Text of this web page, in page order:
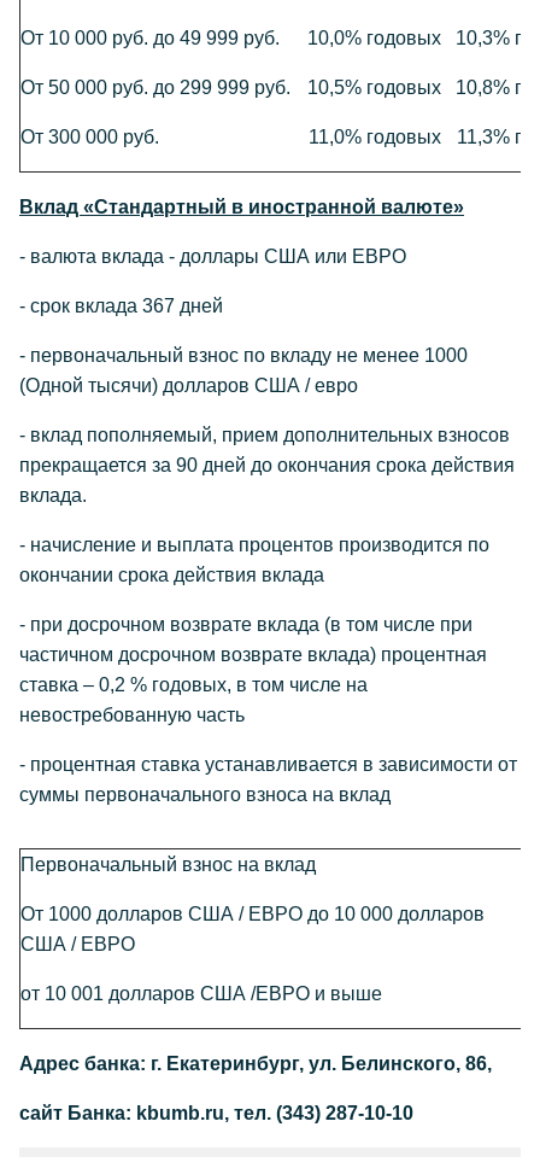
От 10 000 руб. до 49 999 руб. 10,0% годовых 10,3%
От 50 000 руб. до 299 999 руб. 10,5% годовых 10,8%
От 300 000 руб. 11,0% годовых 11,3%
Вклад «Стандартный в иностранной валюте»
- валюта вклада - доллары США или ЕВРО
- срок вклада 367 дней
- первоначальный взнос по вкладу не менее 1000
(Одной тысячи) долларов США / евро
- вклад пополняемый, прием дополнительных взносов
прекращается за 90 дней до окончания срока действия
вклада.
- начисление и выплата процентов производится по
окончании срока действия вклада
- при досрочном возврате вклада (в том числе при
частичном досрочном возврате вклада) процентная
ставка – 0,2 % годовых, в том числе на
невостребованную часть
- процентная ставка устанавливается в зависимости от
суммы первоначального взноса на вклад
Первоначальный взнос на вклад
От 1000 долларов США / ЕВРО до 10 000 долларов
США / ЕВРО
от 10 001 долларов США /ЕВРО и выше
Адрес банка: г. Екатеринбург, ул. Белинского, 86,
сайт Банка: kbumb.ru, тел. (343) 287-10-10